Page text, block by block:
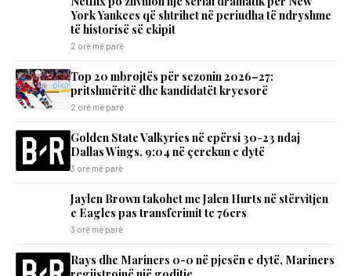
York Yankees që shtrihet në periudha të ndryshme
të historisë së ekipit
2 orë më parë
Top 20 mbrojtës për sezonin 2026–27:
pritshmëritë dhe kandidatët kryesorë
2 orë më parë
Golden State Valkyries në epërsi 30-23 ndaj
Dallas Wings, 9:04 në çerekun e dytë
3 orë më parë
Jaylen Brown takohet me Jalen Hurts në stërvitjen
e Eagles pas transferimit te 76ers
3 orë më parë
Rays dhe Mariners 0-0 në pjesën e dytë, Mariners